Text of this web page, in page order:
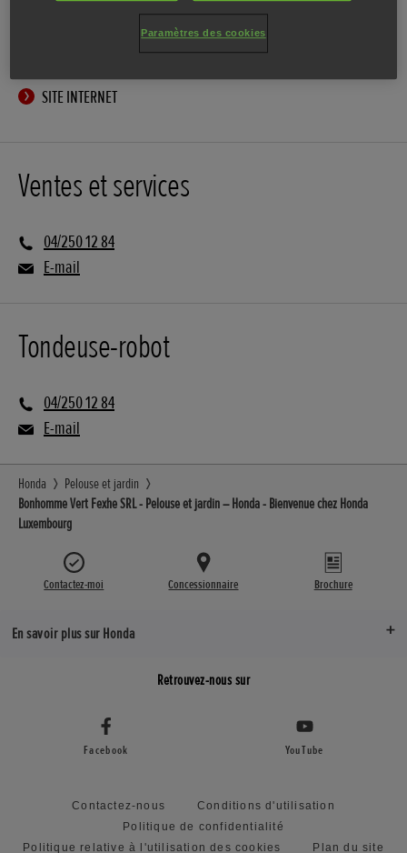
SITE INTERNET
Ventes et services
04/250 12 84
E-mail
Tondeuse-robot
04/250 12 84
E-mail
Honda
Pelouse et jardin
Bonhomme Vert Fexhe SRL - Pelouse et jardin – Honda - Bienvenue chez Honda
Luxembourg
Contactez-moi Concessionnaire Brochure
En savoir plus sur Honda
Retrouvez-nous sur
Facebook YouTube
Contactez-nous
Conditions d'utilisation
Politique de confidentialité
Politique relative à l'utilisation des cookies
Plan du site
Paramètres des cookies